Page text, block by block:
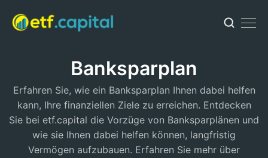
Banksparplan
Erfahren Sie, wie ein Banksparplan Ihnen dabei helfen
kann, Ihre finanziellen Ziele zu erreichen. Entdecken
Sie bei etf.capital die Vorzüge von Banksparplänen und
wie sie Ihnen dabei helfen können, langfristig
Vermögen aufzubauen. Erfahren Sie mehr über